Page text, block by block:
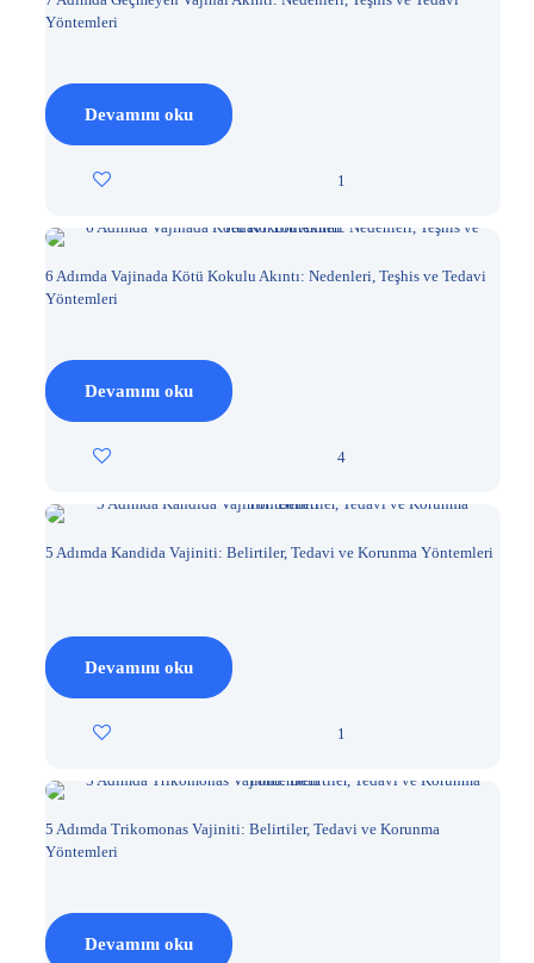
Yöntemleri
Devamını oku
1
6 Adımda Vajinada Kötü Kokulu Akıntı: Nedenleri, Teşhis ve Tedavi
Yöntemleri
Devamını oku
4
5 Adımda Kandida Vajiniti: Belirtiler, Tedavi ve Korunma Yöntemleri
Devamını oku
1
5 Adımda Trikomonas Vajiniti: Belirtiler, Tedavi ve Korunma
Yöntemleri
Devamını oku